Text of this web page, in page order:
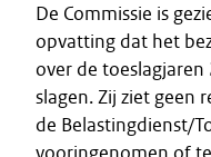
De Commissie is
opvatting dat het
over de
slagen. Zij ziet geen
de Belastingdienst/